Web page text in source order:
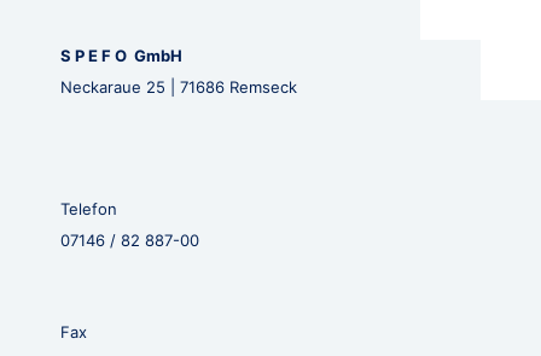
S P E F O GmbH
Neckaraue 25 | 71686 Remseck
Telefon
07146 / 82 887-00
Fax